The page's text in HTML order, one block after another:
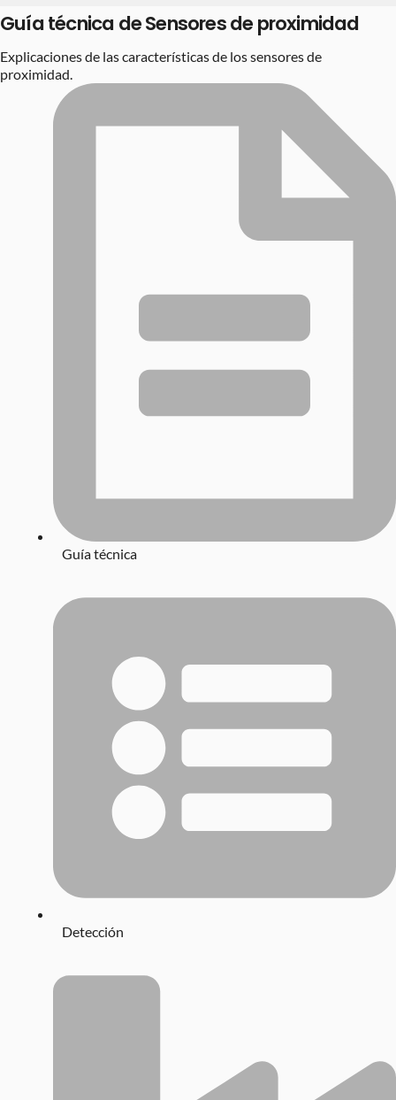
Guía técnica de Sensores de proximidad
Explicaciones de las características de los sensores de
proximidad.
Guía técnica
Detección